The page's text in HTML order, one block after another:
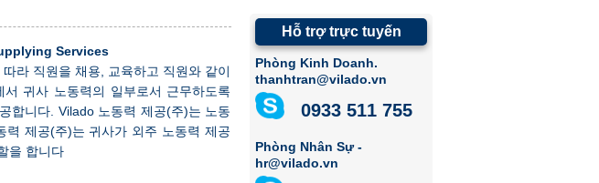
Services
라 직원을 채용, 교육하고 직원와 같이
귀사 노동력의 일부로서 근무하도록
합니다. Vilado 노동력 제공(주)는 노동
력 제공(주)는 귀사가 외주 노동력 제공
을 합니다
Hỗ trợ trực tuyến
Phòng Kinh Doanh.
thanhtran@vilado.vn
0933 511 755
Phòng Nhân Sự -
hr@vilado.vn